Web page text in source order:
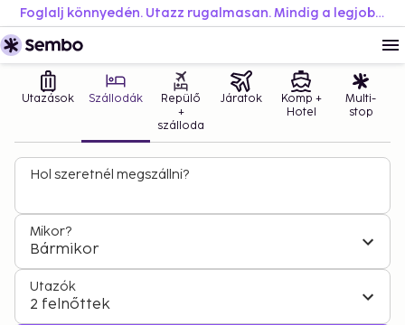
Foglalj könnyedén. Utazz rugalmasan. Mindig a legjobb áron.
Utazások Szállodák
Repülő
+
szálloda
Járatok
Komp +
Hotel
Multi-
stop
Hol szeretnél megszállni?
Mikor?
Bármikor
Utazók
2 felnőttek